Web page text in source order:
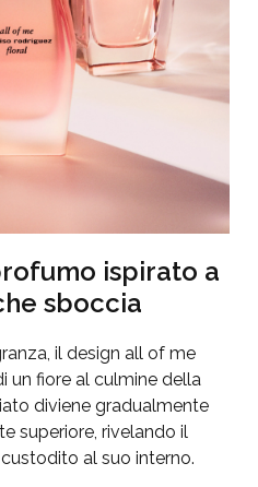
ispirato a
sboccia
il design all of me
un fiore al culmine della
diviene gradualmente
superiore, rivelando il
al suo interno.